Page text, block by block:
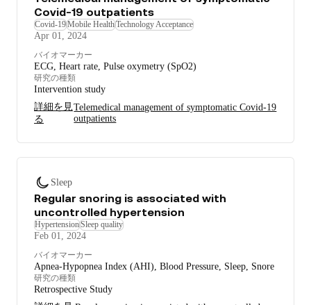
Covid-19 outpatients
Covid-19Mobile HealthTechnology Acceptance
Apr 01, 2024
バイオマーカー
ECG, Heart rate, Pulse oxymetry (SpO2)
研究の種類
Intervention study
詳細を見
る
Telemedical management of symptomatic Covid-19
outpatients
Sleep
Regular snoring is associated with
uncontrolled hypertension
HypertensionSleep quality
Feb 01, 2024
バイオマーカー
Apnea-Hypopnea Index (AHI), Blood Pressure, Sleep, Snore
研究の種類
Retrospective Study